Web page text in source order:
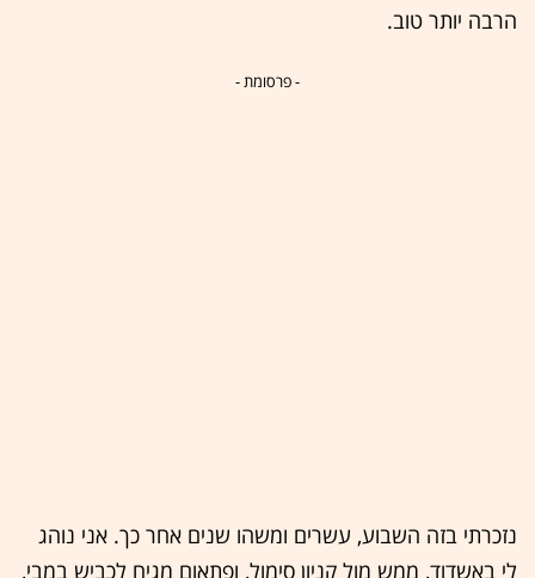
הרבה יותר טוב.
- פרסומת -
נזכרתי בזה השבוע, עשרים ומשהו שנים אחר כך. אני נוהג
לי באשדוד, ממש מול קניון סימול, ופתאום מגיח לכביש במבי,